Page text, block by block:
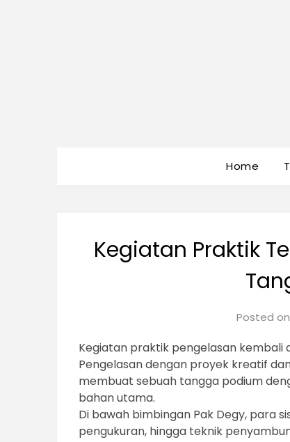
Home
Kegiatan Praktik
Posted
Kegiatan praktik pengelasan kembali
Pengelasan dengan proyek kreatif
membuat sebuah tangga podium
bahan utama.
Di bawah bimbingan Pak Degy, para
pengukuran, hingga teknik